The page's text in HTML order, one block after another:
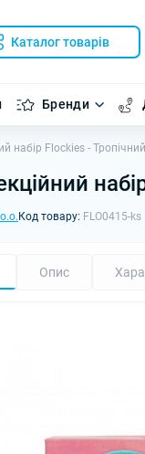
Каталог товарів
Бренди
набір Flockies -
Код товару: FLO0415-ks
Опис